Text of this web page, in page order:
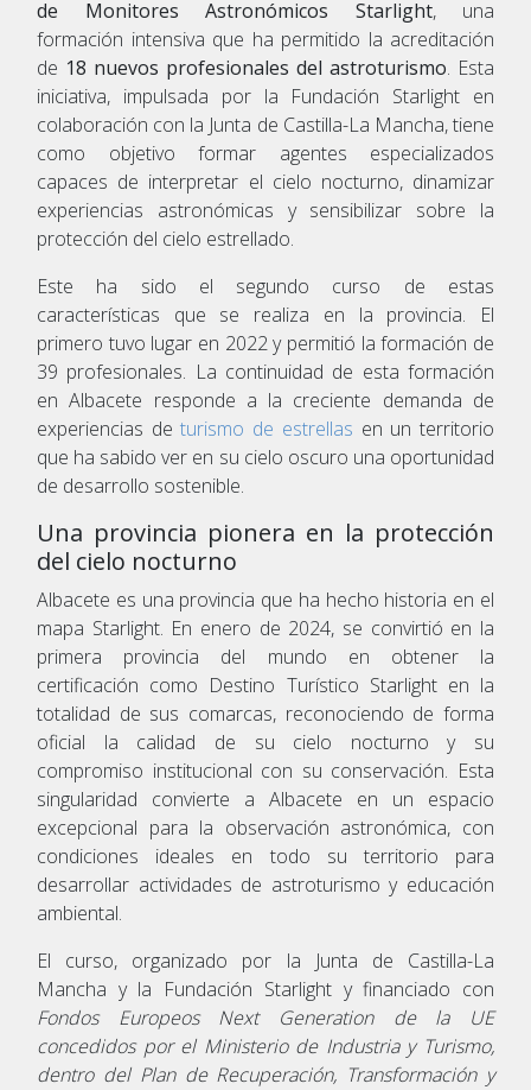
de Monitores Astronómicos Starlight, una
formación intensiva que ha permitido la acreditación
de 18 nuevos profesionales del astroturismo. Esta
iniciativa, impulsada por la Fundación Starlight en
colaboración con la Junta de Castilla-La Mancha, tiene
como objetivo formar agentes especializados
capaces de interpretar el cielo nocturno, dinamizar
experiencias astronómicas y sensibilizar sobre la
protección del cielo estrellado.
Este ha sido el segundo curso de estas
características que se realiza en la provincia. El
primero tuvo lugar en 2022 y permitió la formación de
39 profesionales. La continuidad de esta formación
en Albacete responde a la creciente demanda de
experiencias deturismo de estrellas en un territorio
que ha sabido ver en su cielo oscuro una oportunidad
de desarrollo sostenible.
Una provincia pionera en la protección
del cielo nocturno
Albacete es una provincia que ha hecho historia en el
mapa Starlight. En enero de 2024, se convirtió en la
primera provincia del mundo en obtener la
certificación como Destino Turístico Starlight en la
totalidad de sus comarcas, reconociendo de forma
oficial la calidad de su cielo nocturno y su
compromiso institucional con su conservación. Esta
singularidad convierte a Albacete en un espacio
excepcional para la observación astronómica, con
condiciones ideales en todo su territorio para
desarrollar actividades de astroturismo y educación
ambiental.
El curso, organizado por la Junta de Castilla-La
Mancha y la Fundación Starlight y financiado con
Fondos Europeos Next Generation de la UE
concedidos por el Ministerio de Industria y Turismo,
dentro del Plan de Recuperación, Transformación y